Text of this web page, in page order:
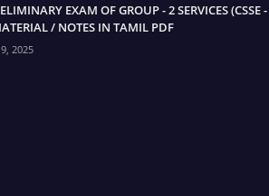
EXAM OF GROUP - 2 SERVICES (CSSE -
/ NOTES IN TAMIL PDF
2025